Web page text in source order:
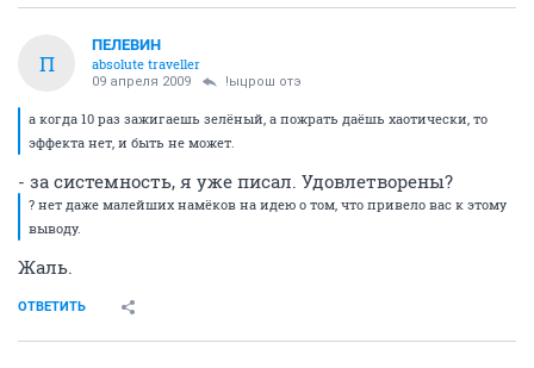
П
ПЕЛЕВИН
absolute traveller
09 апреля 2009 !ыцрош отэ
а когда 10 раз зажигаешь зелёный, а пожрать даёшь хаотически, то
эффекта нет, и быть не может.
- за системность, я уже писал. Удовлетворены?
? нет даже малейших намёков на идею о том, что привело вас к этому
выводу.
Жаль.
ОТВЕТИТЬ